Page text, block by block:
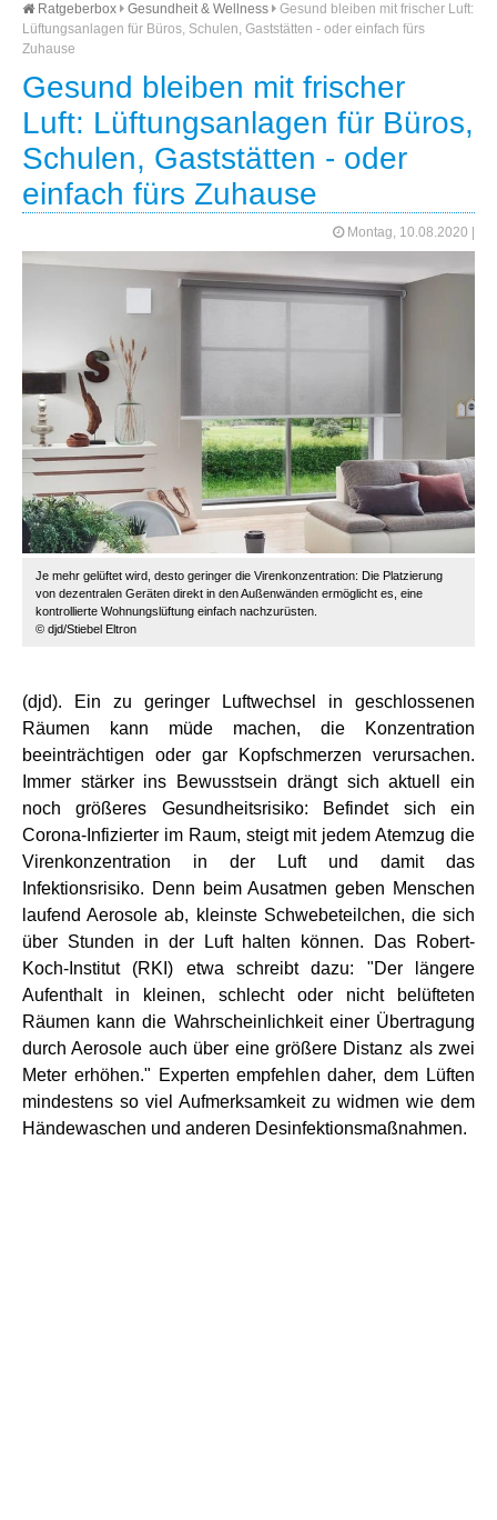
Ratgeberbox Gesundheit & Wellness
Gesund bleiben mit frischer Luft:
Lüftungsanlagen für Büros, Schulen, Gaststätten - oder einfach fürs
Zuhause
Gesund bleiben mit frischer
Luft: Lüftungsanlagen für Büros,
Schulen, Gaststätten - oder
einfach fürs Zuhause
Montag, 10.08.2020
Je mehr gelüftet wird, desto geringer die Virenkonzentration: Die Platzierung
von dezentralen Geräten direkt in den Außenwänden ermöglicht es, eine
kontrollierte Wohnungslüftung einfach nachzurüsten.
© djd/Stiebel Eltron
(djd). Ein zu geringer Luftwechsel in geschlossenen
Räumen kann müde machen, die Konzentration
beeinträchtigen oder gar Kopfschmerzen verursachen.
Immer stärker ins Bewusstsein drängt sich aktuell ein
noch größeres Gesundheitsrisiko: Befindet sich ein
Corona-Infizierter im Raum, steigt mit jedem Atemzug die
Virenkonzentration in der Luft und damit das
Infektionsrisiko. Denn beim Ausatmen geben Menschen
laufend Aerosole ab, kleinste Schwebeteilchen, die sich
über Stunden in der Luft halten können. Das Robert-
Koch-Institut (RKI) etwa schreibt dazu: "Der längere
Aufenthalt in kleinen, schlecht oder nicht belüfteten
Räumen kann die Wahrscheinlichkeit einer Übertragung
durch Aerosole auch über eine größere Distanz als zwei
Meter erhöhen." Experten empfehlen daher, dem Lüften
mindestens so viel Aufmerksamkeit zu widmen wie dem
Händewaschen und anderen Desinfektionsmaßnahmen.